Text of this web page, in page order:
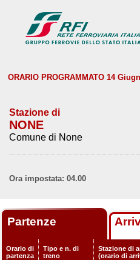
ORARIO PROGRAMMATO 14
Stazione di
NONE
Comune di None
Ora impostata: 04.00
Partenze
Orario di
partenza
Tipo e n. di
treno
Stazione di
(orario di